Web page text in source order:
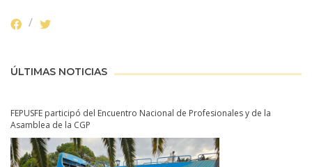
ÚLTIMAS NOTICIAS
FEPUSFE participó del Encuentro Nacional de Profesionales y de la
Asamblea de la CGP